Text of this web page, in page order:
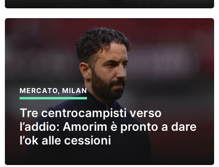
MERCATO,MILAN
Tre centrocampisti verso
l’addio: Amorim è pronto a dare
l’ok alle cessioni